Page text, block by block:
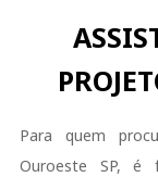
Para quem
Ouroeste SP, é